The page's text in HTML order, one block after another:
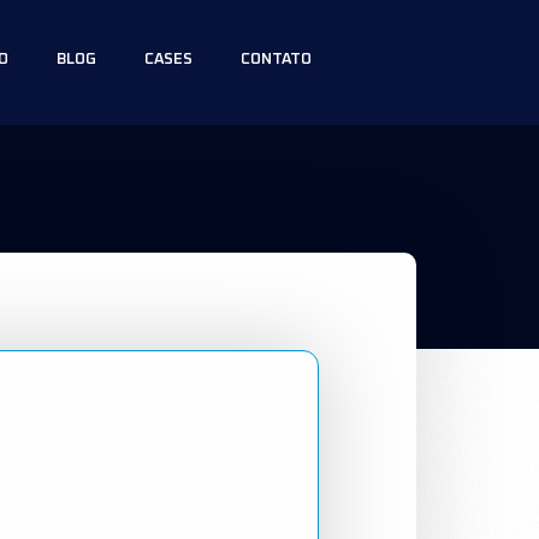
BLOG CASES CONTATO